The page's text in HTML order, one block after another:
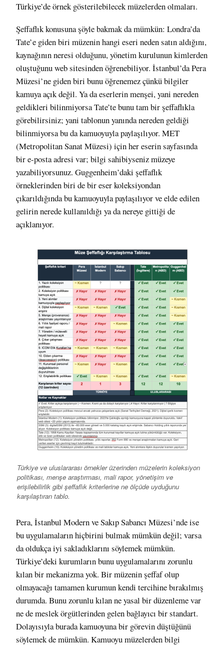
Türkiye’de örnek gösterilebilecek müzelerden olmaları.
Şeffaflık konusuna şöyle bakmak da mümkün: Londra’da
Tate’e giden biri müzenin hangi eseri neden satın aldığını,
kaynağının neresi olduğunu, yönetim kurulunun kimlerden
oluştuğunu web sitesinden öğrenebiliyor. İstanbul’da Pera
Müzesi’ne giden biri bunu öğrenemez çünkü bilgiler
kamuya açık değil. Ya da eserlerin menşei, yani nereden
geldikleri bilinmiyorsa Tate’te bunu tam bir şeffaflıkla
görebilirsiniz; yani tablonun yanında nereden geldiği
bilinmiyorsa bu da kamuoyuyla paylaşılıyor. MET
(Metropolitan Sanat Müzesi) için her eserin sayfasında
bir e-posta adresi var; bilgi sahibiyseniz müzeye
yazabiliyorsunuz. Guggenheim’daki şeffaflık
örneklerinden biri de bir eser koleksiyondan
çıkarıldığında bu kamuoyuyla paylaşılıyor ve elde edilen
gelirin nerede kullanıldığı ya da nereye gittiği de
açıklanıyor.
Türkiye ve uluslararası örnekler üzerinden müzelerin koleksiyon
politikası, menşe araştırması, mali rapor, yönetişim ve
erişilebilirlik gibi şeffaflık kriterlerine ne ölçüde uyduğunu
karşılaştıran tablo.
Pera, İstanbul Modern ve Sakıp Sabancı Müzesi’nde ise
bu uygulamaların hiçbirini bulmak mümkün değil; varsa
da oldukça iyi sakladıklarını söylemek mümkün.
Türkiye’deki kurumların bunu uygulamalarını zorunlu
kılan bir mekanizma yok. Bir müzenin şeffaf olup
olmayacağı tamamen kurumun kendi tercihine bırakılmış
durumda. Bunu zorunlu kılan ne yasal bir düzenleme var
ne de meslek örgütlerinden gelen bağlayıcı bir standart.
Dolayısıyla burada kamuoyuna bir görevin düştüğünü
söylemek de mümkün. Kamuoyu müzelerden bilgi